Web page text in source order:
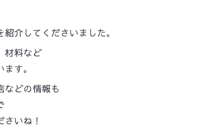
介してくださいました。
材料など
す。
などの情報も
いね！